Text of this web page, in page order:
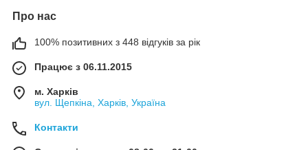
Про нас
100% позитивних з 448 відгуків за рік
Працює з 06.11.2015
м. Харків
вул. Щепкіна, Харків, Україна
Контакти